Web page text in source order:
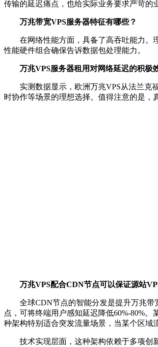
传输的延迟痛点，也给实际业务要求严苛的
万兆带宽VPS服务器特征有哪些？
在网络性能方面，具备了高吞吐能力。
性能硬件组合确保告诉数据包处理能力。
万兆VPS服务器租用对网络延迟的积极
实测数据显示，欧洲万兆VPS从法兰克
时协作等场景的理想选择。值得注意的是
万兆VPS配合CDN节点可以保证源站
全球CDN节点的智能分发是提升万兆带
点，可将终端用户感知延迟降低60%-80%。
种架构特别适合突发流量场景，当某个区域
技术实现层面，这种架构依赖于多项创